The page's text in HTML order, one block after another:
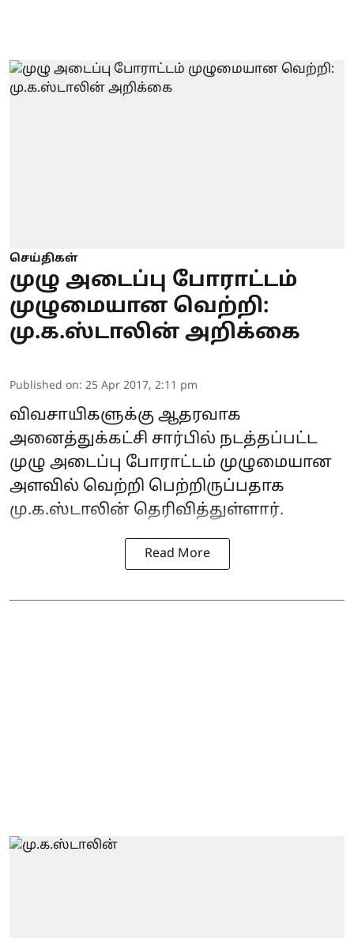
செய்திகள்
முழு அடைப்பு போராட்டம்
முழுமையான வெற்றி:
மு.க.ஸ்டாலின் அறிக்கை
Published on: 25 Apr 2017, 2:11 pm
விவசாயிகளுக்கு ஆதரவாக
அனைத்துக்கட்சி சார்பில் நடத்தப்பட்ட
முழு அடைப்பு போராட்டம் முழுமையான
அளவில் வெற்றி பெற்றிருப்பதாக
மு.க.ஸ்டாலின் தெரிவித்துள்ளார்.
Read More